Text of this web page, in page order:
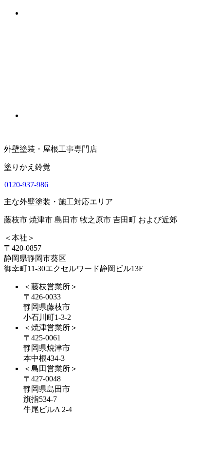
外壁塗装・屋根工事専門店
塗りかえ鈴覚
0120-937-986
主な外壁塗装・施工対応エリア
藤枝市 焼津市 島田市 牧之原市 吉田町 および近郊
＜本社＞
〒420-0857
静岡県静岡市葵区
御幸町11-30エクセルワード静岡ビル13F
＜藤枝営業所＞
〒426-0033
静岡県藤枝市
小石川町1-3-2
＜焼津営業所＞
〒425-0061
静岡県焼津市
本中根434-3
＜島田営業所＞
〒427-0048
静岡県島田市
旗指534-7
牛尾ビルA 2-4